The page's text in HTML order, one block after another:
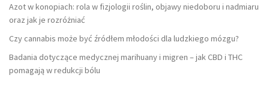
Azot w konopiach: rola w fizjologii roślin, objawy niedoboru i nadmiaru
oraz jak je rozróżniać
Czy cannabis może być źródłem młodości dla ludzkiego mózgu?
Badania dotyczące medycznej marihuany i migren – jak CBD i THC
pomagają w redukcji bólu